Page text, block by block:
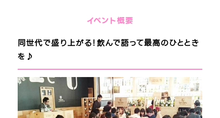
イベント概要
同世代で盛り上がる！飲んで語って最高のひととき
を♪